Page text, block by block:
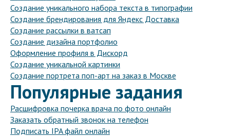
Создание уникального набора текста в типографии
Создание брендирования для Яндекс Доставка
Создание рассылки в ватсап
Создание дизайна портфолио
Оформление профиля в Дискорд
Создание уникальной картинки
Создание портрета поп-арт на заказ в Москве
Популярные задания
Расшифровка почерка врача по фото онлайн
Заказать обратный звонок на телефон
Подписать IPA файл онлайн